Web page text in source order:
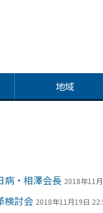
地域
・相澤会長 2018年11
検討会 2018年11月19日